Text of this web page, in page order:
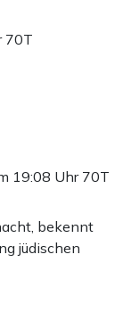
70T
19:08 Uhr 70T
bekennt
jüdischen